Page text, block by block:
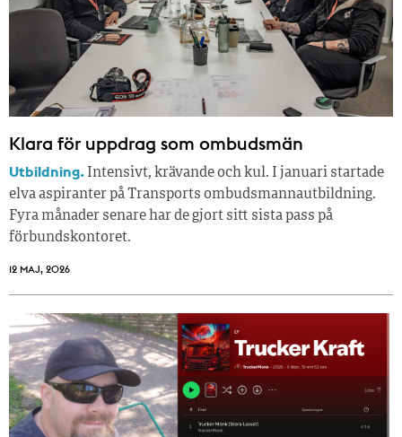
Klara för uppdrag som ombudsmän
Utbildning. Intensivt, krävande och kul. I januari startade
elva aspiranter på Transports ombudsmannautbildning.
Fyra månader senare har de gjort sitt sista pass på
förbundskontoret.
12 MAJ, 2026